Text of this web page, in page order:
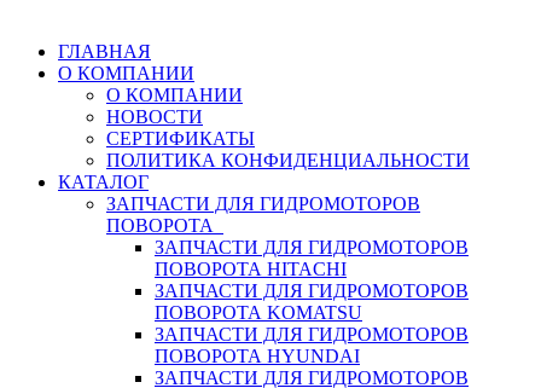
ГЛАВНАЯ
О КОМПАНИИ
О КОМПАНИИ
НОВОСТИ
СЕРТИФИКАТЫ
ПОЛИТИКА КОНФИДЕНЦИАЛЬНОСТИ
КАТАЛОГ
ЗАПЧАСТИ ДЛЯ ГИДРОМОТОРОВ
ПОВОРОТА
ЗАПЧАСТИ ДЛЯ ГИДРОМОТОРОВ
ПОВОРОТА HITACHI
ЗАПЧАСТИ ДЛЯ ГИДРОМОТОРОВ
ПОВОРОТА KOMATSU
ЗАПЧАСТИ ДЛЯ ГИДРОМОТОРОВ
ПОВОРОТА HYUNDAI
ЗАПЧАСТИ ДЛЯ ГИДРОМОТОРОВ